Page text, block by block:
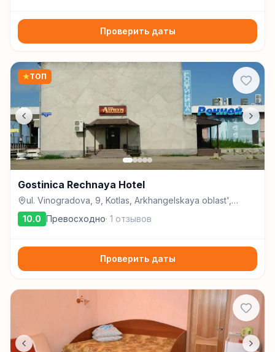
Проверить даты
★ТОП
Gostinica Rechnaya Hotel
ul. Vinogradova, 9, Kotlas, Arkhangelskaya oblast',
Russia, 165300, Котлас
10.0 Превосходно· 1 отзывов
Проверить даты